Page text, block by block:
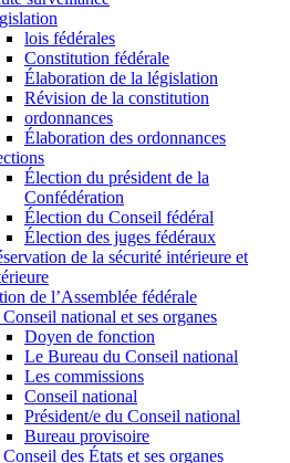
lois fédérales
Constitution fédérale
Élaboration de la législation
Révision de la constitution
ordonnances
Élaboration des ordonnances
Élection du président de la
Confédération
Élection du Conseil fédéral
Élection des juges fédéraux
de la sécurité intérieure et
de l’Assemblée fédérale
national et ses organes
Doyen de fonction
Le Bureau du Conseil national
Les commissions
Conseil national
Président/e du Conseil national
Bureau provisoire
des États et ses organes